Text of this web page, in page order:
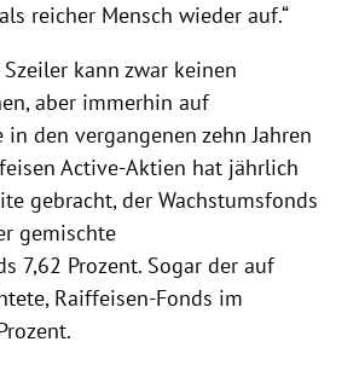
reicher Mensch wieder auf.“
Szeiler kann zwar keinen
aber immerhin auf
den vergangenen zehn Jahren
Active-Aktien hat jährlich
gebracht, der Wachstumsfonds
gemischte
7,62 Prozent. Sogar der auf
Raiffeisen-Fonds im